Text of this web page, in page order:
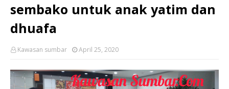
sembako untuk anak yatim dan
dhuafa
Kawasan sumbar April 25, 2020